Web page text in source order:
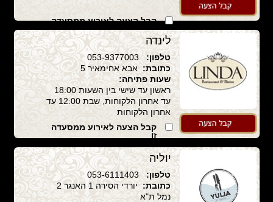
קבל הצעה לאירוע ממסעדה
זו
לינדה
טלפון:053-9377003
כתובת: אבא אחימאיר 5
שעות פתיחה:
ראשון עד שישי בין השעות 18:00
עד אחרון הלקוחות, שבת 12:00 עד
אחרון הלקוחות
קבל הצעה לאירוע ממסעדה
זו
יוליה
טלפון:053-6111403
כתובת:
יורדי הסירה 1 האנגר 2
נמל ת"א